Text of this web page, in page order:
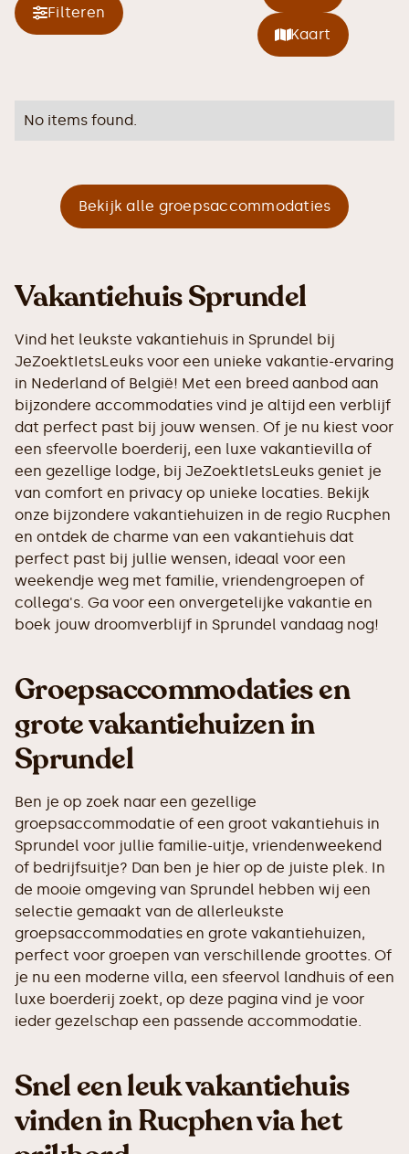
Filteren
Kaart
No items found.
Bekijk alle groepsaccommodaties
Vakantiehuis Sprundel
Vind het leukste vakantiehuis in Sprundel bij
JeZoektIetsLeuks voor een unieke vakantie-ervaring
in Nederland of België! Met een breed aanbod aan
bijzondere accommodaties vind je altijd een verblijf
dat perfect past bij jouw wensen. Of je nu kiest voor
een sfeervolle boerderij, een luxe vakantievilla of
een gezellige lodge, bij JeZoektIetsLeuks geniet je
van comfort en privacy op unieke locaties. Bekijk
onze bijzondere vakantiehuizen in de regio Rucphen
en ontdek de charme van een vakantiehuis dat
perfect past bij jullie wensen, ideaal voor een
weekendje weg met familie, vriendengroepen of
collega's. Ga voor een onvergetelijke vakantie en
boek jouw droomverblijf in Sprundel vandaag nog!
Groepsaccommodaties en
grote vakantiehuizen in
Sprundel
Ben je op zoek naar een gezellige
groepsaccommodatie of een groot vakantiehuis in
Sprundel voor jullie familie-uitje, vriendenweekend
of bedrijfsuitje? Dan ben je hier op de juiste plek. In
de mooie omgeving van Sprundel hebben wij een
selectie gemaakt van de allerleukste
groepsaccommodaties en grote vakantiehuizen,
perfect voor groepen van verschillende groottes. Of
je nu een moderne villa, een sfeervol landhuis of een
luxe boerderij zoekt, op deze pagina vind je voor
ieder gezelschap een passende accommodatie.
Snel een leuk vakantiehuis
vinden in Rucphen via het